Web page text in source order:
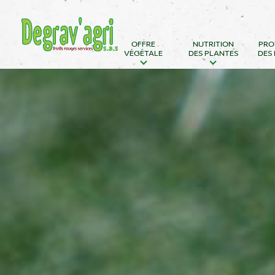
directement
contenu
OFFRE
VÉGÉTALE
NUTRITION
DES PLANTES
DES